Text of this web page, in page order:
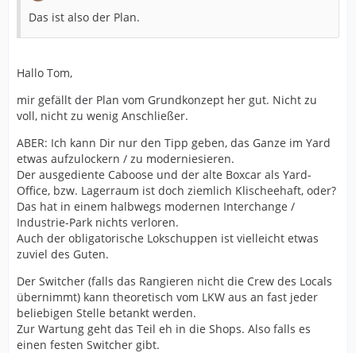
Das ist also der Plan.
Hallo Tom,
mir gefällt der Plan vom Grundkonzept her gut. Nicht zu
voll, nicht zu wenig Anschließer.
ABER: Ich kann Dir nur den Tipp geben, das Ganze im Yard
etwas aufzulockern / zu moderniesieren.
Der ausgediente Caboose und der alte Boxcar als Yard-
Office, bzw. Lagerraum ist doch ziemlich Klischeehaft, oder?
Das hat in einem halbwegs modernen Interchange /
Industrie-Park nichts verloren.
Auch der obligatorische Lokschuppen ist vielleicht etwas
zuviel des Guten.
Der Switcher (falls das Rangieren nicht die Crew des Locals
übernimmt) kann theoretisch vom LKW aus an fast jeder
beliebigen Stelle betankt werden.
Zur Wartung geht das Teil eh in die Shops. Also falls es
einen festen Switcher gibt.